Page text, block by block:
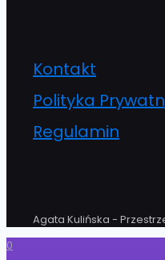
Kontakt
Polityka
Regulamin
Agata Kulińska -
0